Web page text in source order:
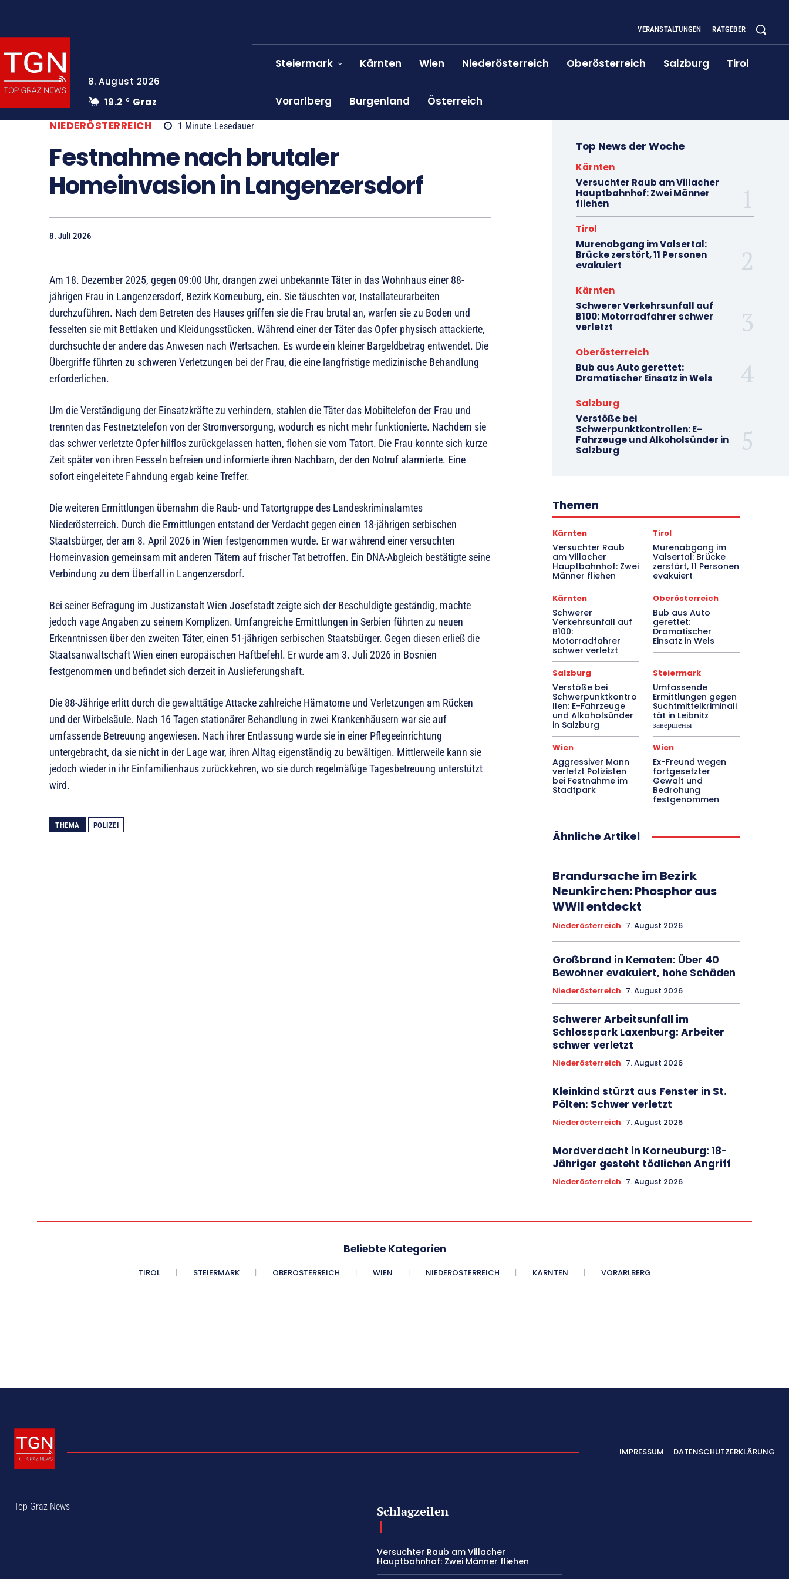
8. August 2026
19.2 C Graz
VERANSTALTUNGEN RATGEBER
Steiermark Kärnten Wien Niederösterreich Oberösterreich Salzburg Tirol
Vorarlberg Burgenland
Österreich
NIEDERÖSTERREICH
1 Minute Lesedauer
Festnahme nach brutaler
Homeinvasion in Langenzersdorf
8. Juli 2026
Am 18. Dezember 2025, gegen 09:00 Uhr, drangen zwei unbekannte Täter in das Wohnhaus einer 88-
jährigen Frau in Langenzersdorf, Bezirk Korneuburg, ein. Sie täuschten vor, Installateurarbeiten
durchzuführen. Nach dem Betreten des Hauses griffen sie die Frau brutal an, warfen sie zu Boden und
fesselten sie mit Bettlaken und Kleidungsstücken. Während einer der Täter das Opfer physisch attackierte,
durchsuchte der andere das Anwesen nach Wertsachen. Es wurde ein kleiner Bargeldbetrag entwendet. Die
Übergriffe führten zu schweren Verletzungen bei der Frau, die eine langfristige medizinische Behandlung
erforderlichen.
Um die Verständigung der Einsatzkräfte zu verhindern, stahlen die Täter das Mobiltelefon der Frau und
trennten das Festnetztelefon von der Stromversorgung, wodurch es nicht mehr funktionierte. Nachdem sie
das schwer verletzte Opfer hilflos zurückgelassen hatten, flohen sie vom Tatort. Die Frau konnte sich kurze
Zeit später von ihren Fesseln befreien und informierte ihren Nachbarn, der den Notruf alarmierte. Eine
sofort eingeleitete Fahndung ergab keine Treffer.
Die weiteren Ermittlungen übernahm die Raub- und Tatortgruppe des Landeskriminalamtes
Niederösterreich. Durch die Ermittlungen entstand der Verdacht gegen einen 18-jährigen serbischen
Staatsbürger, der am 8. April 2026 in Wien festgenommen wurde. Er war während einer versuchten
Homeinvasion gemeinsam mit anderen Tätern auf frischer Tat betroffen. Ein DNA-Abgleich bestätigte seine
Verbindung zu dem Überfall in Langenzersdorf.
Bei seiner Befragung im Justizanstalt Wien Josefstadt zeigte sich der Beschuldigte geständig, machte
jedoch vage Angaben zu seinem Komplizen. Umfangreiche Ermittlungen in Serbien führten zu neuen
Erkenntnissen über den zweiten Täter, einen 51-jährigen serbischen Staatsbürger. Gegen diesen erließ die
Staatsanwaltschaft Wien einen europäischen Haftbefehl. Er wurde am 3. Juli 2026 in Bosnien
festgenommen und befindet sich derzeit in Auslieferungshaft.
Die 88-Jährige erlitt durch die gewalttätige Attacke zahlreiche Hämatome und Verletzungen am Rücken
und der Wirbelsäule. Nach 16 Tagen stationärer Behandlung in zwei Krankenhäusern war sie auf
umfassende Betreuung angewiesen. Nach ihrer Entlassung wurde sie in einer Pflegeeinrichtung
untergebracht, da sie nicht in der Lage war, ihren Alltag eigenständig zu bewältigen. Mittlerweile kann sie
jedoch wieder in ihr Einfamilienhaus zurückkehren, wo sie durch regelmäßige Tagesbetreuung unterstützt
wird.
THEMA POLIZEI
Top News der Woche
Kärnten
Versuchter Raub am Villacher
Hauptbahnhof: Zwei Männer
fliehen
Tirol
Murenabgang im Valsertal:
Brücke zerstört, 11 Personen
evakuiert
Kärnten
Schwerer Verkehrsunfall auf
B100: Motorradfahrer schwer
verletzt
Oberösterreich
Bub aus Auto gerettet:
Dramatischer Einsatz in Wels
Salzburg
Verstöße bei
Schwerpunktkontrollen: E-
Fahrzeuge und Alkoholsünder in
Salzburg
Themen
Kärnten
Versuchter Raub
am Villacher
Hauptbahnhof: Zwei
Männer fliehen
Tirol
Murenabgang im
Valsertal: Brücke
zerstört, 11 Personen
evakuiert
Kärnten
Schwerer
Verkehrsunfall auf
B100:
Motorradfahrer
schwer verletzt
Oberösterreich
Bub aus Auto
gerettet:
Dramatischer
Einsatz in Wels
Salzburg
Verstöße bei
Schwerpunktkontro
llen: E-Fahrzeuge
und Alkoholsünder
in Salzburg
Steiermark
Umfassende
Ermittlungen gegen
Suchtmittelkriminali
tät in Leibnitz
завершены
Wien
Aggressiver Mann
verletzt Polizisten
bei Festnahme im
Stadtpark
Wien
Ex-Freund wegen
fortgesetzter
Gewalt und
Bedrohung
festgenommen
Ähnliche Artikel
Brandursache im Bezirk
Neunkirchen: Phosphor aus
WWII entdeckt
Niederösterreich 7. August 2026
Großbrand in Kematen: Über 40
Bewohner evakuiert, hohe Schäden
Niederösterreich 7. August 2026
Schwerer Arbeitsunfall im
Schlosspark Laxenburg: Arbeiter
schwer verletzt
Niederösterreich 7. August 2026
Kleinkind stürzt aus Fenster in St.
Pölten: Schwer verletzt
Niederösterreich 7. August 2026
Mordverdacht in Korneuburg: 18-
Jähriger gesteht tödlichen Angriff
Niederösterreich 7. August 2026
Beliebte Kategorien
TIROL STEIERMARK OBERÖSTERREICH WIEN NIEDERÖSTERREICH KÄRNTEN VORARLBERG
IMPRESSUM DATENSCHUTZERKLÄRUNG
Top Graz News Schlagzeilen
Versuchter Raub am Villacher
Hauptbahnhof: Zwei Männer fliehen